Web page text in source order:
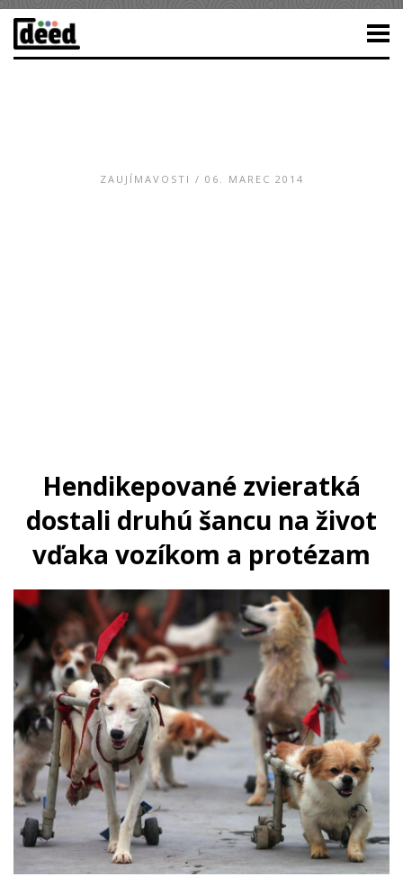
ZAUJÍMAVOSTI / 06. MAREC 2014
Hendikepované zvieratká
dostali druhú šancu na život
vďaka vozíkom a protézam